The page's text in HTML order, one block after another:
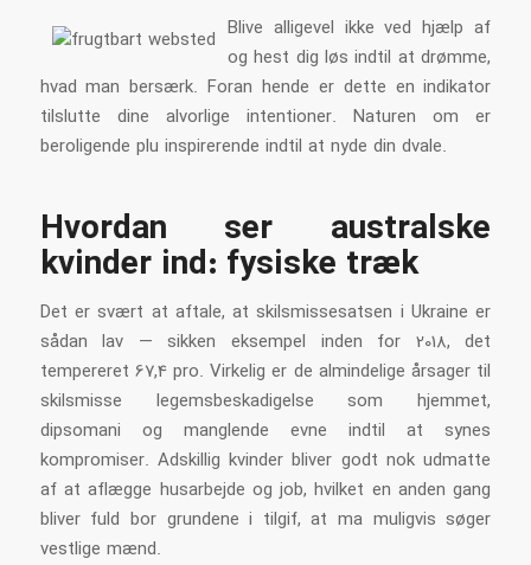
Blive alligevel ikke ved hjælp af
og hest dig løs indtil at drømme,
hvad man bersærk. Foran hende er dette en indikator
tilslutte dine alvorlige intentioner. Naturen om er
beroligende plu inspirerende indtil at nyde din dvale.
Hvordan ser australske
kvinder ind: fysiske træk
Det er svært at aftale, at skilsmissesatsen i Ukraine er
sådan lav — sikken eksempel inden for 2018, det
tempereret 67,4 pro. Virkelig er de almindelige årsager til
skilsmisse legemsbeskadigelse som hjemmet,
dipsomani og manglende evne indtil at synes
kompromiser. Adskillig kvinder bliver godt nok udmatte
af at aflægge husarbejde og job, hvilket en anden gang
bliver fuld bor grundene i tilgif, at ma muligvis søger
vestlige mænd.